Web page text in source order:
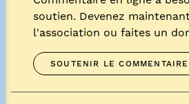
soutien. Devenez
l'association ou faites un
SOUTENIR LE